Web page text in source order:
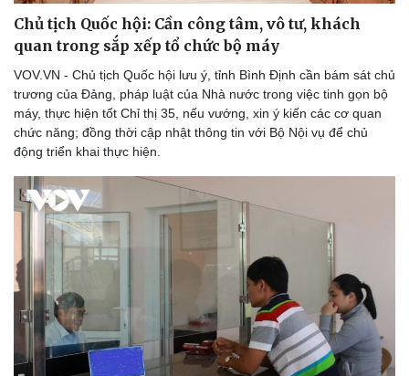
Du lịch
Tư vấn
Săn Tour
check-in
Podcast
Câu chuyện thời sự
Đọc truyện đêm khuya
Cửa sổ tình yêu
Kể chuyện cho bé
Hạt giống tâm hồn
Chủ tịch Quốc hội: Cần công tâm, vô tư, khách
quan trong sắp xếp tổ chức bộ máy
VOV.VN - Chủ tịch Quốc hội lưu ý, tỉnh Bình Định cần bám sát chủ
trương của Đảng, pháp luật của Nhà nước trong việc tinh gọn bộ
máy, thực hiện tốt Chỉ thị 35, nếu vướng, xin ý kiến các cơ quan
chức năng; đồng thời cập nhật thông tin với Bộ Nội vụ để chủ
động triển khai thực hiện.